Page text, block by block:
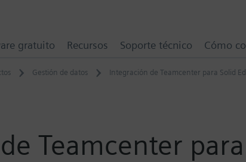
Gestión de datos Integración de Teamcenter para Solid
Teamcenter
gratuito Recursos Soporte técnico Cómo